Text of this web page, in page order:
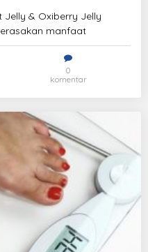
Jelly & Oxiberry Jelly
manfaat
0
komentar